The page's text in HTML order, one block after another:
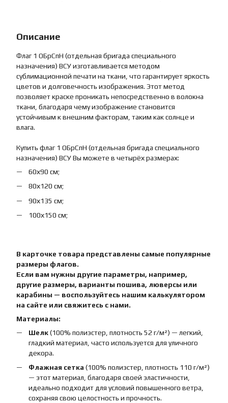
Описание
Флаг 1 ОБрСпН (отдельная бригада специального
назначения) ВСУ изготавливается методом
сублимационной печати на ткани, что гарантирует яркость
цветов и долговечность изображения. Этот метод
позволяет краске проникать непосредственно в волокна
ткани, благодаря чему изображение становится
устойчивым к внешним факторам, таким как солнце и
влага.
Купить флаг 1 ОБрСпН (отдельная бригада специального
назначения) ВСУ Вы можете в четырёх размерах:
60х90 см;
80х120 см;
90х135 см;
100х150 см;
В карточке товара представлены самые популярные
размеры флагов.
Если вам нужны другие параметры, например,
другие размеры, варианты пошива, люверсы или
карабины — воспользуйтесь нашим калькулятором
на сайте или свяжитесь с нами.
Материалы:
Шелк(100% полиэстер, плотность 52 г/м²) — легкий,
гладкий материал, часто используется для уличного
декора.
Флажная сетка (100% полиэстер, плотность 110 г/м²)
— этот материал, благодаря своей эластичности,
идеально подходит для условий повышенного ветра,
сохраняя свою целостность и прочность.